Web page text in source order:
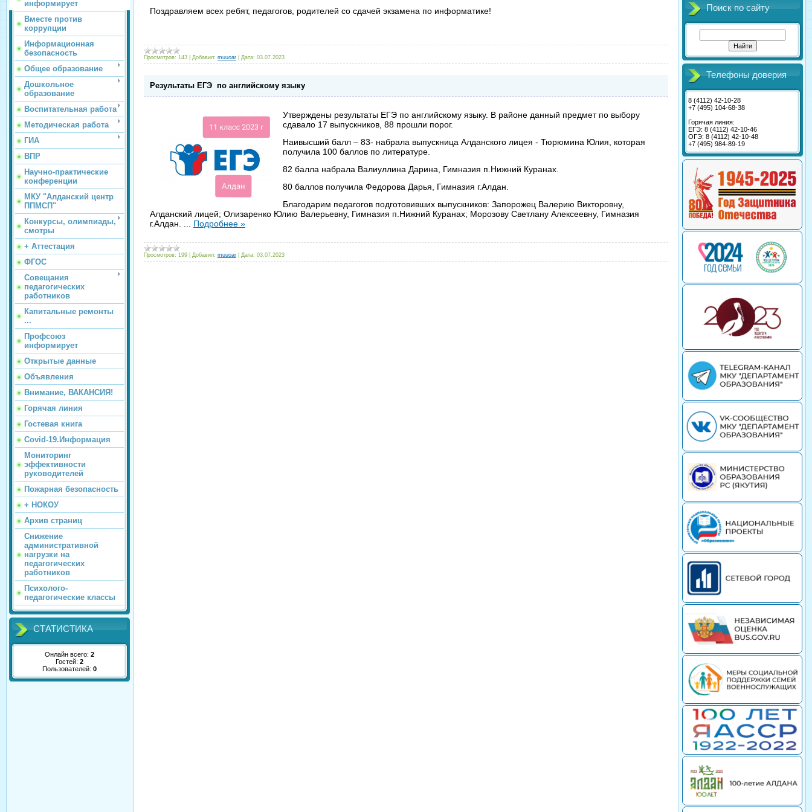
информирует
Вместе против
коррупции
Информационная
безопасность
Общее образование
Дошкольное
образование
Воспитательная работа
Методическая работа
ГИА
ВПР
Научно-практические
конференции
МКУ "Алданский центр
ППМСП"
Конкурсы, олимпиады,
смотры
+ Аттестация
ФГОС
Совещания
педагогических
работников
Капитальные ремонты
...
Профсоюз
информирует
Открытые данные
Объявления
Внимание, ВАКАНСИЯ!
Горячая линия
Гостевая книга
Covid-19.Информация
Мониторинг
эффективности
руководителей
Пожарная безопасность
+ НОКОУ
Архив страниц
Снижение
административной
нагрузки на
педагогических
работников
Психолого-
педагогические классы
СТАТИСТИКА
Онлайн всего: 2
Гостей: 2
Пользователей: 0
Поздравляем всех ребят, педагогов, родителей со сдачей экзамена по информатике!
Просмотров: 143 Добавил: muuoar Дата: 03.07.2023
Результаты ЕГЭ по английскому языку
Утверждены результаты ЕГЭ по английскому языку. В районе данный предмет по выбору
сдавало 17 выпускников, 88 прошли порог.
Наивысший балл – 83- набрала выпускница Алданского лицея - Тюрюмина Юлия, которая
получила 100 баллов по литературе.
82 балла набрала Валиуллина Дарина, Гимназия п.Нижний Куранах.
80 баллов получила Федорова Дарья, Гимназия г.Алдан.
Благодарим педагогов подготовивших выпускников: Запорожец Валерию Викторовну,
Алданский лицей; Олизаренко Юлию Валерьевну, Гимназия п.Нижний Куранах; Морозову Светлану Алексеевну, Гимназия
г.Алдан.
Подробнее »
Просмотров: 199 Добавил: muuoar Дата: 03.07.2023
Поиск по сайту
Телефоны доверия
8 (4112) 42-10-28
+7 (495) 104-68-38
Горячая линия:
ЕГЭ: 8 (4112) 42-10-46
ОГЭ: 8 (4112) 42-10-48
+7 (495) 984-89-19